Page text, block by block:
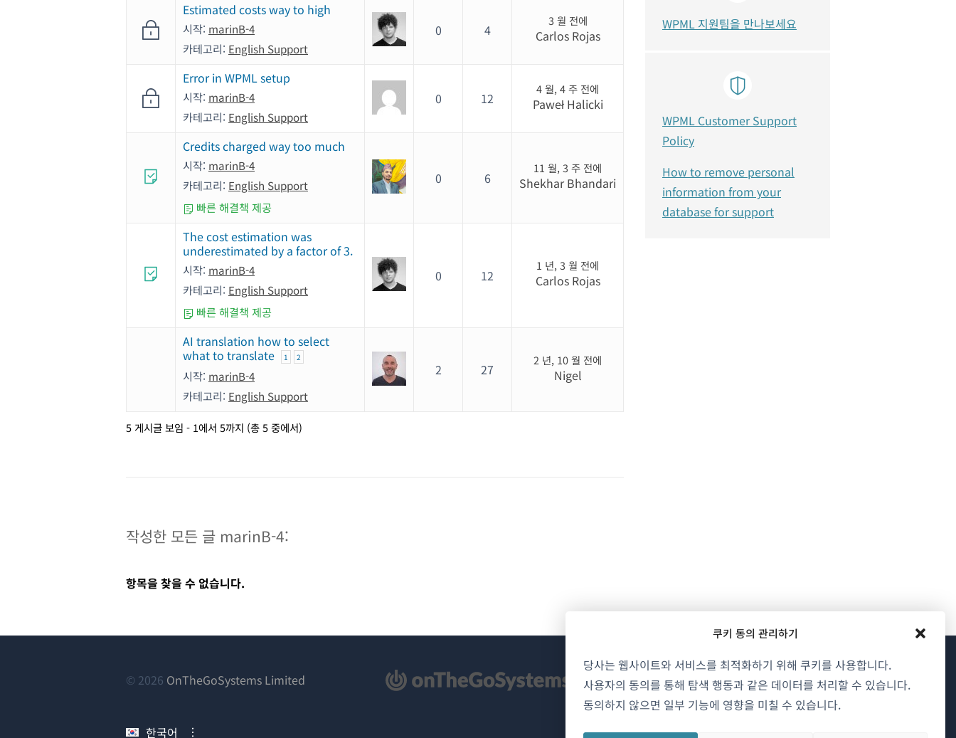
쿠키 동의 관리하기
당사는 웹사이트와 서비스를 최적화하기 위해 쿠키를 사용합니다.
사용자의 동의를 통해 탐색 행동과 같은 데이터를 처리할 수 있습니다.
동의하지 않으면 일부 기능에 영향을 미칠 수 있습니다.
Estimated costs way to high
시작: marinB-4
카테고리: English Support
0 4
3 월 전에
Carlos Rojas
Error in WPML setup
시작: marinB-4
카테고리: English Support
0 12
4 월, 4 주 전에
Paweł Halicki
Credits charged way too much
시작: marinB-4
카테고리: English Support
빠른 해결책 제공
0 6
11 월, 3 주 전에
Shekhar Bhandari
The cost estimation was
underestimated by a factor of 3.
시작: marinB-4
카테고리: English Support
빠른 해결책 제공
0 12
1 년, 3 월 전에
Carlos Rojas
AI translation how to select
what to translate
1 2
시작: marinB-4
카테고리: English Support
2 27
2 년, 10 월 전에
Nigel
5 게시글 보임 - 1에서 5까지 (총 5 중에서)
작성한 모든 글 marinB-4:
항목을 찾을 수 없습니다.
WPML 지원팀을 만나보세요
WPML Customer Support
Policy
How to remove personal
information from your
database for support
© 2026 OnTheGoSystems Limited
한국어
WPML 소개
GDPR 및 개인정보 처리방침